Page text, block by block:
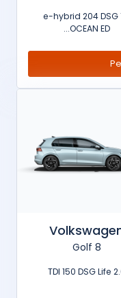
1,5 e-hybrid 204 DSG
OCEAN ED...
Golf 8
2.0 TDI